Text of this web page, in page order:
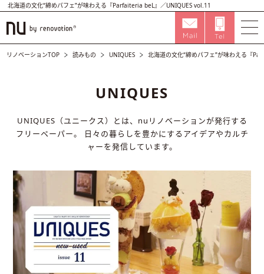
北海道の文化“締めパフェ”が味わえる『Parfaiteria beL』／UNIQUES vol.11
リノベーションTOP 読みもの UNIQUES 北海道の文化“締めパフェ”が味わえる『
UNIQUES
UNIQUES（ユニークス）とは、nuリノベーションが発行する
フリーペーパー。
日々の暮らしを豊かにするアイデアやカルチ
ャーを発信しています。